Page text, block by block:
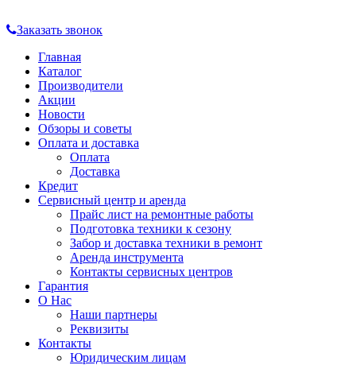
Заказать звонок
Главная
Каталог
Производители
Акции
Новости
Обзоры и советы
Оплата и доставка
Оплата
Доставка
Кредит
Сервисный центр и аренда
Прайс лист на ремонтные работы
Подготовка техники к сезону
Забор и доставка техники в ремонт
Аренда инструмента
Контакты сервисных центров
Гарантия
О Нас
Наши партнеры
Реквизиты
Контакты
Юридическим лицам